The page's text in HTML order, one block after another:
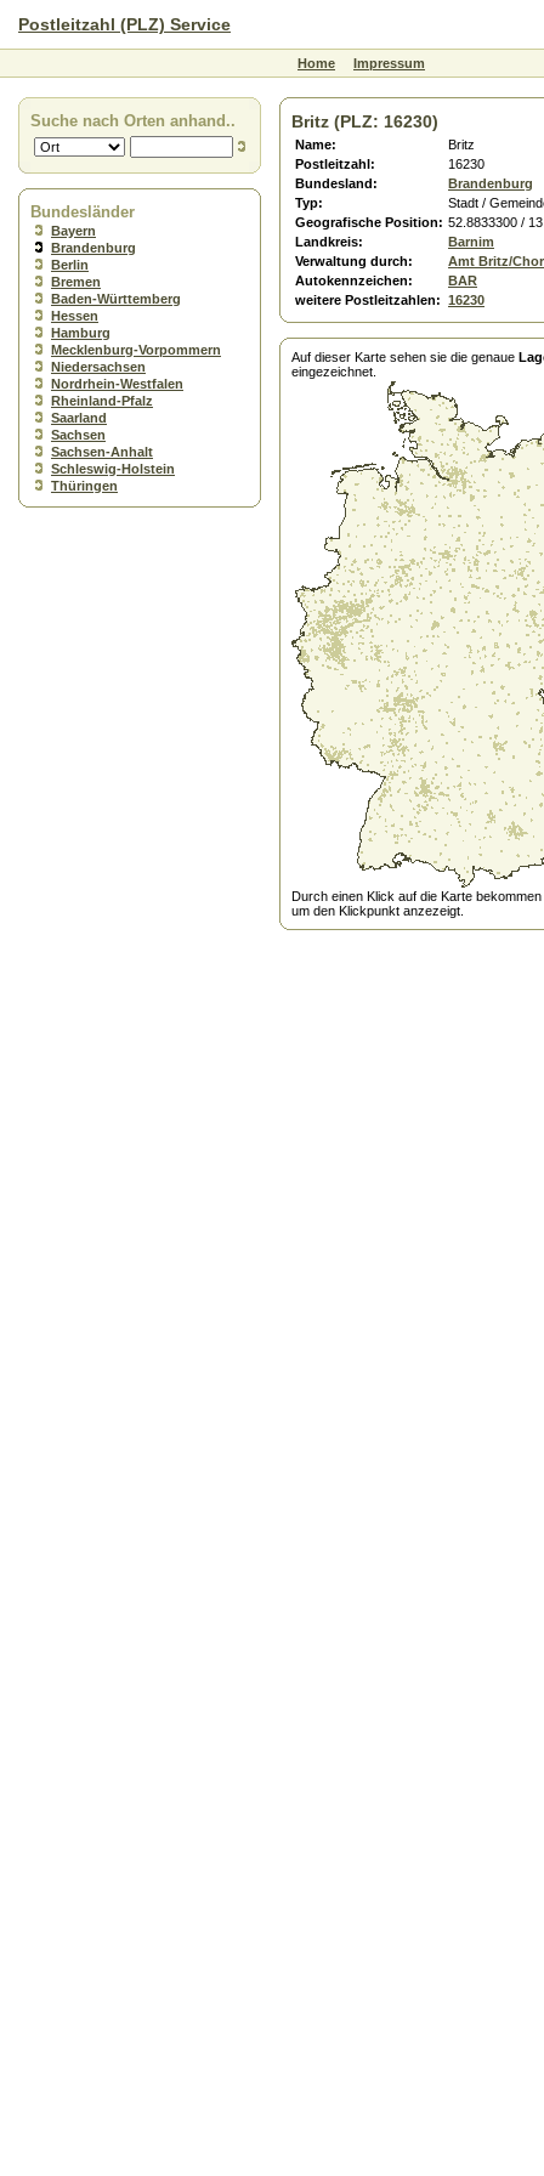
Postleitzahl (PLZ) Service
Home Impressum
Suche nach Orten anhand..
Bundesländer
Bayern
Brandenburg
Berlin
Bremen
Baden-Württemberg
Hessen
Hamburg
Mecklenburg-Vorpommern
Niedersachsen
Nordrhein-Westfalen
Rheinland-Pfalz
Saarland
Sachsen
Sachsen-Anhalt
Schleswig-Holstein
Thüringen
Britz (PLZ: 16230)
Name:
Britz
Postleitzahl:
16230
Bundesland:
Brandenburg
Typ:
Stadt /
Geografische Position: 52.8833300 /
Landkreis:
Barnim
Verwaltung durch:
Amt Britz/
Autokennzeichen:
BAR
weitere Postleitzahlen: 16230
Auf dieser Karte sehen sie die genaue
eingezeichnet.
Durch einen Klick auf die Karte
um den Klickpunkt anzezeigt.